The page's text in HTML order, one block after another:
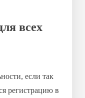
всех
если так
регистрацию в